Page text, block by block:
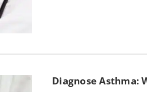
Diagnose Asthma: